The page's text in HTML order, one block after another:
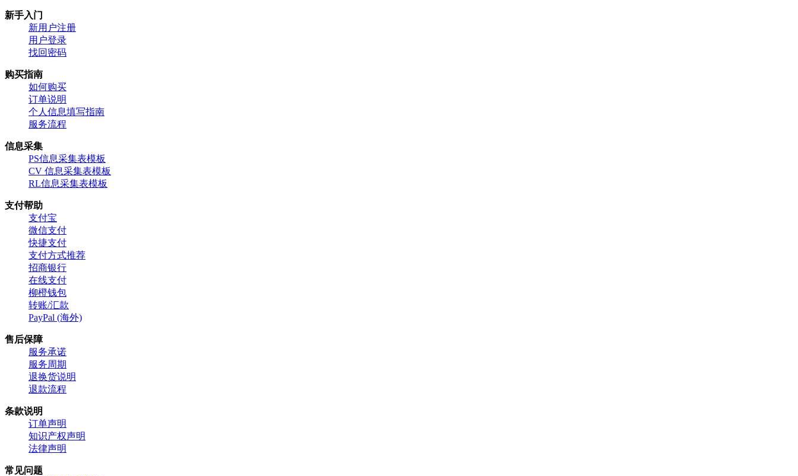
新手入门
新用户注册
用户登录
找回密码
购买指南
如何购买
订单说明
个人信息填写指南
服务流程
信息采集
PS信息采集表模板
CV 信息采集表模板
RL信息采集表模板
支付帮助
支付宝
微信支付
快捷支付
支付方式推荐
招商银行
在线支付
柳橙钱包
转账/汇款
PayPal (海外)
售后保障
服务承诺
服务周期
退换货说明
退款流程
条款说明
订单声明
知识产权声明
法律声明
常见问题